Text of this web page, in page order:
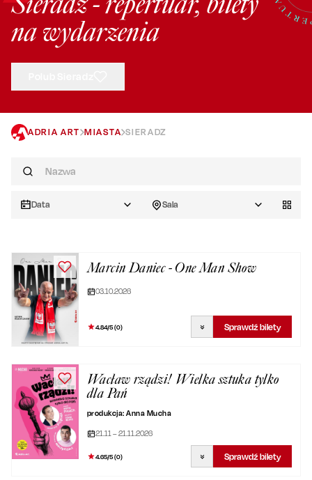
na wydarzenia
ADRIA ART MIASTA SIERADZ
Data Sala
Marcin Daniec - One Man Show
03.10.2026
4.84/5 (0) Sprawdź bilety
Wacław rządzi! Wielka sztuka tylko
dla Pań
produkcja: Anna Mucha
21.11 – 21.11.2026
4.65/5 (0) Sprawdź bilety